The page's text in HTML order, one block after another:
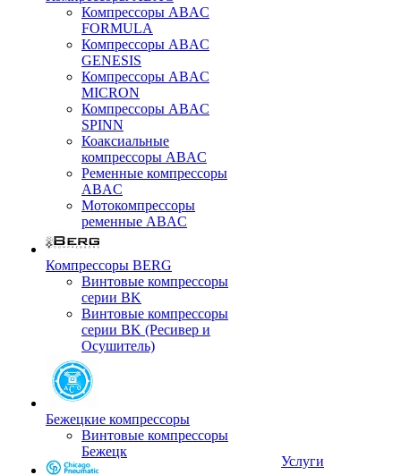
Компрессоры ABAC
FORMULA
Компрессоры ABAC
GENESIS
Компрессоры ABAC
MICRON
Компрессоры ABAC
SPINN
Коаксиальные
компрессоры ABAC
Ременные компрессоры
ABAC
Мотокомпрессоры
ременные ABAC
Компрессоры BERG
Винтовые компрессоры
серии BK
Винтовые компрессоры
серии BK (Ресивер и
Осушитель)
Бежецкие компрессоры
Винтовые компрессоры
Бежецк
Услуги